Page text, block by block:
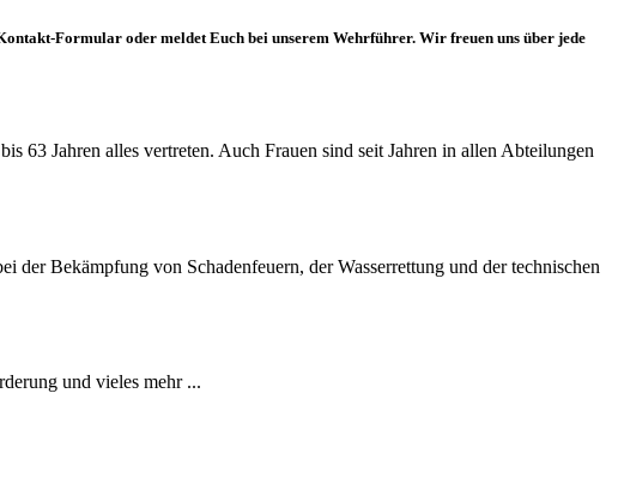
Formular oder meldet Euch bei unserem Wehrführer. Wir freuen uns über jede
63 Jahren alles vertreten. Auch Frauen sind seit Jahren in allen Abteilungen
Bekämpfung von Schadenfeuern, der Wasserrettung und der technischen
und vieles mehr ...